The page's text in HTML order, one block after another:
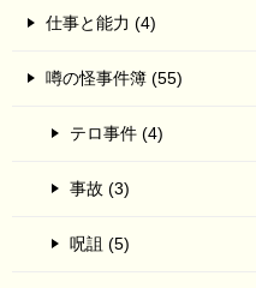
仕事と能力 (4)
噂の怪事件簿 (55)
テロ事件 (4)
事故 (3)
呪詛 (5)